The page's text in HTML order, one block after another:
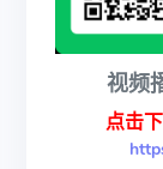
视频
点击